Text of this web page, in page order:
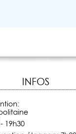
INFOS
19h30